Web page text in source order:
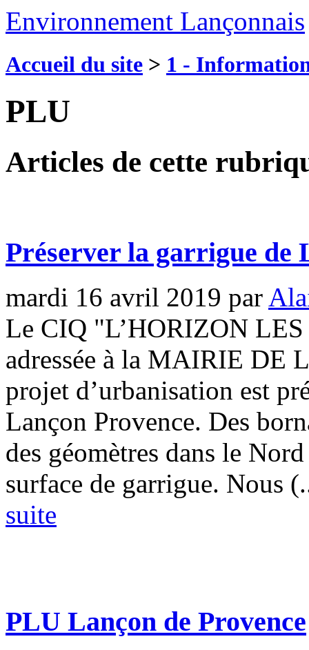
Environnement Lançonnais
Accueil du site > 1 -
PLU
Articles de cette
Préserver la garrigue de
mardi 16 avril 2019 par
Le CIQ "L’HORIZON
adressée à la MAIRIE DE
projet d’urbanisation est
Lançon Provence. Des
des géomètres dans le
surface de garrigue. Nous
suite
PLU Lançon de Provence